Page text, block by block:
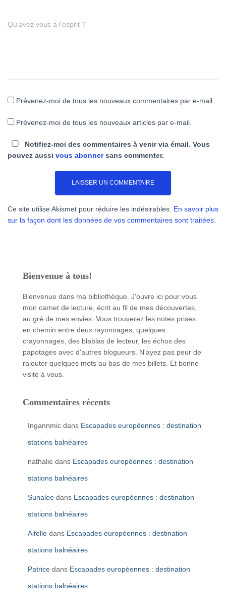
Qu’avez vous à l’esprit ?
Prévenez-moi de tous les nouveaux commentaires par e-mail.
Prévenez-moi de tous les nouveaux articles par e-mail.
Notifiez-moi des commentaires à venir via émail. Vous
pouvez aussi vous abonnersans commenter.
Ce site utilise Akismet pour réduire les indésirables. En savoir plus
sur la façon dont les données de vos commentaires sont traitées
Bienvenue à tous!
Bienvenue dans ma bibliothèque. J'ouvre ici pour vous
mon carnet de lecture, écrit au fil de mes découvertes,
au gré de mes envies. Vous trouverez les notes prises
en chemin entre deux rayonnages, quelques
crayonnages, des blablas de lecteur, les échos des
papotages avec d'autres blogueurs. N'ayez pas peur de
rajouter quelques mots au bas de mes billets. Et bonne
visite à vous.
Commentaires récents
Ingannmic dans Escapades européennes : destination
stations balnéaires
nathalie dans Escapades européennes : destination
stations balnéaires
Sunalee dans Escapades européennes : destination
stations balnéaires
Aifelle dans Escapades européennes : destination
stations balnéaires
Patrice dans Escapades européennes : destination
stations balnéaires